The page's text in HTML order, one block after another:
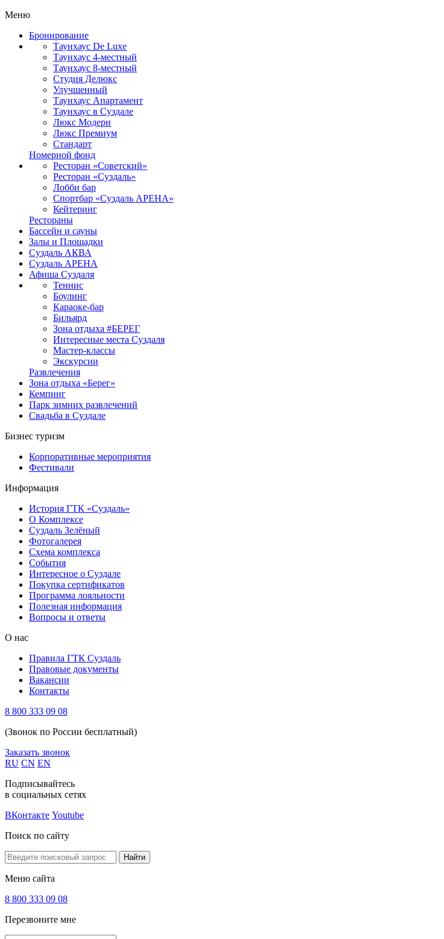
Меню
Бронирование
Таунхаус De Luxe
Таунхаус 4-местный
Таунхаус 8-местный
Студия Делюкс
Улучшенный
Таунхаус Апартамент
Таунхаус в Суздале
Люкс Модерн
Люкс Премиум
Стандарт
Номерной фонд
Ресторан «Советский»
Ресторан «Суздаль»
Лобби бар
Спортбар «Суздаль АРЕНА»
Кейтеринг
Рестораны
Бассейн и сауны
Залы и Площадки
Суздаль АКВА
Суздаль АРЕНА
Афиша Суздаля
Теннис
Боулинг
Караоке-бар
Бильярд
Зона отдыха #БЕРЕГ
Интересные места Суздаля
Мастер-классы
Экскурсии
Развлечения
Зона отдыха «Берег»
Кемпинг
Парк зимних развлечений
Свадьба в Суздале
Бизнес туризм
Корпоративные мероприятия
Фестивали
Информация
История ГТК «Суздаль»
О Комплексе
Суздаль Зелёный
Фотогалерея
Схема комплекса
Cобытия
Интересное о Суздале
Покупка сертификатов
Программа лояльности
Полезная информация
Вопросы и ответы
О нас
Правила ГТК Суздаль
Правовые документы
Вакансии
Контакты
8 800 333 09 08
(Звонок по России бесплатный)
Заказать звонок
RU CN EN
Подписывайтесь
в социальных сетях
ВКонтакте Youtube
Поиск по сайту
Найти
Меню сайта
8 800 333 09 08
Перезвоните мне